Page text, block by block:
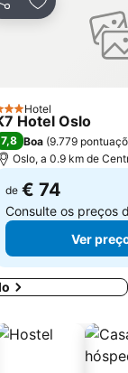
Adicionar
Estrelas
Hotel
Hotel Oslo
7,8 Boa (9.779
Oslo, a 0.9 km de
de € 74
Consulte os preços
Ver